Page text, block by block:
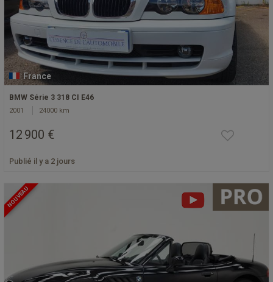
France
BMW Série 3 318 CI E46
2001 24000 km
12 900 €
Publié il y a 2 jours
NOUVEAU